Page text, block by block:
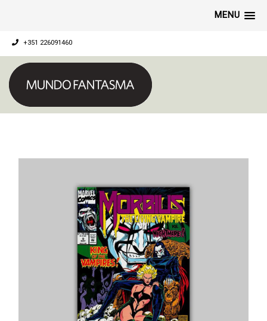
MENU
+351 226091460